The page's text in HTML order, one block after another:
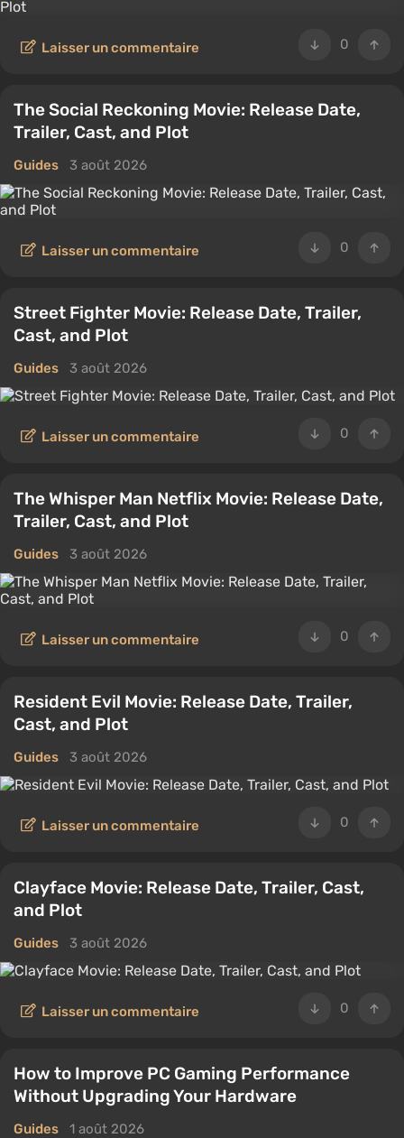
0
Laisser un commentaire
The Social Reckoning Movie: Release Date,
Trailer, Cast, and Plot
Guides 3 août 2026
0
Laisser un commentaire
Street Fighter Movie: Release Date, Trailer,
Cast, and Plot
Guides 3 août 2026
0
Laisser un commentaire
The Whisper Man Netflix Movie: Release Date,
Trailer, Cast, and Plot
Guides 3 août 2026
0
Laisser un commentaire
Resident Evil Movie: Release Date, Trailer,
Cast, and Plot
Guides 3 août 2026
0
Laisser un commentaire
Clayface Movie: Release Date, Trailer, Cast,
and Plot
Guides 3 août 2026
0
Laisser un commentaire
How to Improve PC Gaming Performance
Without Upgrading Your Hardware
Guides 1 août 2026